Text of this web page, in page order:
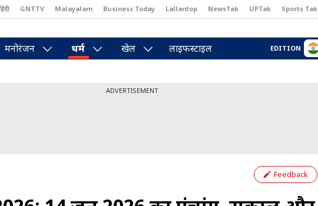
GNTTV Malayalam Business Today Lallantop NewsTak UPTak Sports Tak
मनोरंजन धर्म खेल लाइफस्टाइल EDITION
ADVERTISEMENT
Feedback